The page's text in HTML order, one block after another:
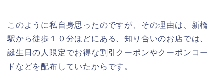
このように私自身思ったのですが、その理由は、新橋
駅から徒歩１０分ほどにある、知り合いのお店では、
誕生日の人限定でお得な割引クーポンやクーポンコー
ドなどを配布していたからです。